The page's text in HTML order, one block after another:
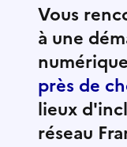
Vous
à une
près de
lieux
réseau